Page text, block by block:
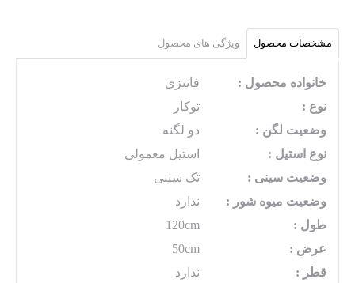
مشخصات محصول ویژگی های محصول
خانواده محصول :
فانتزی
نوع :
توکار
وضعیت لگن :
دو لگنه
نوع استیل :
استیل معمولی
وضعیت سینی :
تک سینی
وضعیت میوه شور :
ندارد
طول :
120cm
عرض :
50cm
قطر :
ندارد